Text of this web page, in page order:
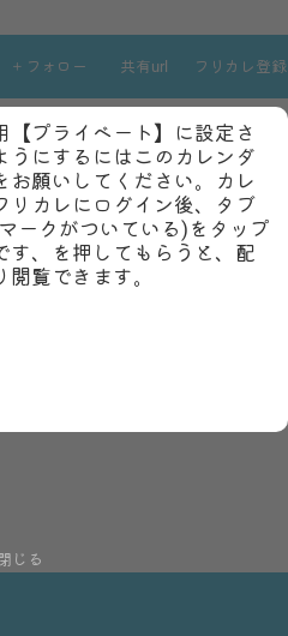
【プライベート】に設定さ
うにするにはこのカレンダ
お願いしてください。カレ
リカレにログイン後、タブ
ークがついている)をタップ
、を押してもらうと、配
覧できます。
閉じる
フリカレ登録
共有url
＋フォロー